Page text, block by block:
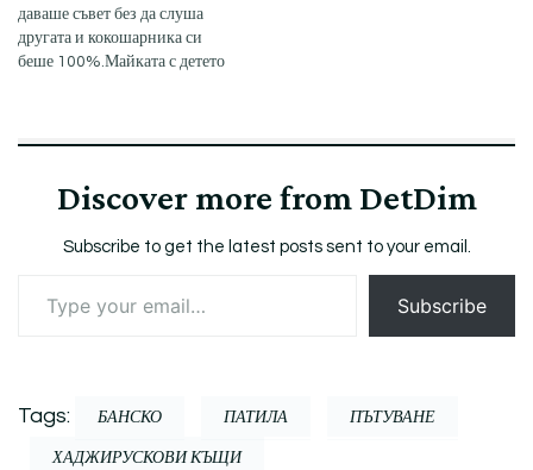
даваше съвет без да слуша
другата и кокошарника си
беше 100%.Майката с детето
Discover more from DetDim
Subscribe to get the latest posts sent to your email.
your
Subscribe
Tags: БАНСКО ПАТИЛА ПЪТУВАНЕ
ХАДЖИРУСКОВИ КЪЩИ